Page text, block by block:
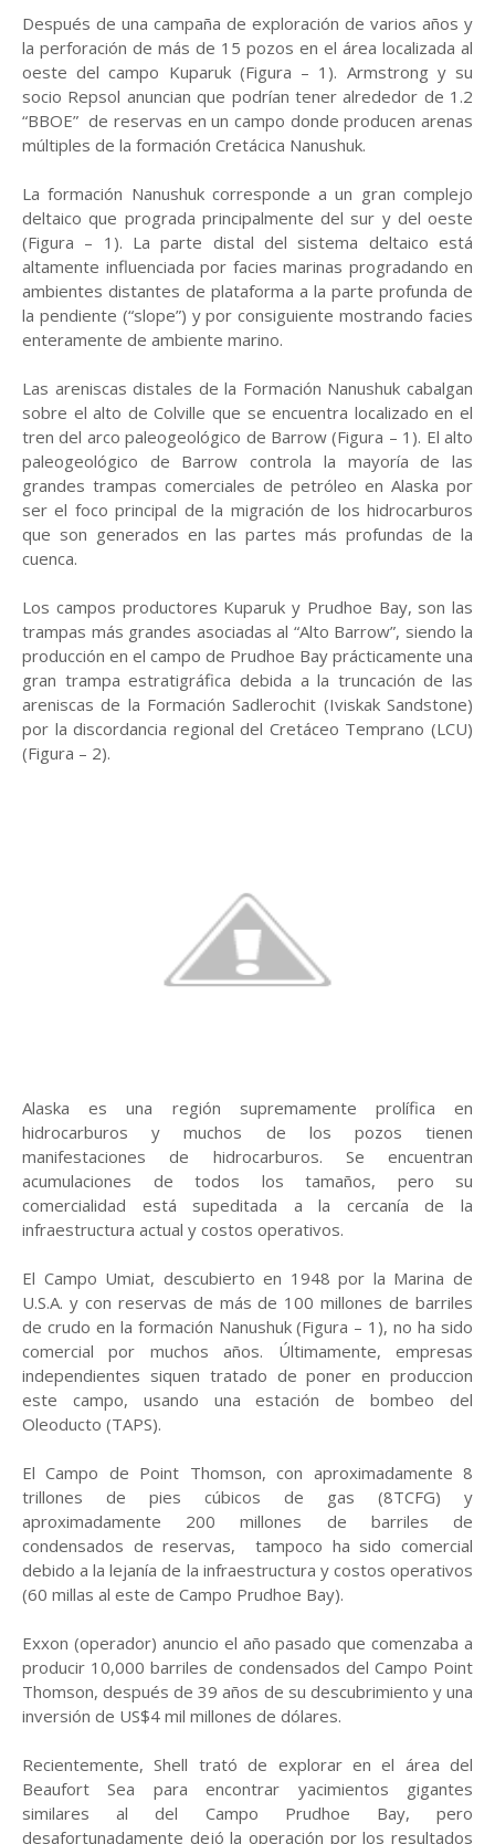
Después de una campaña de exploración de varios años y
la perforación de más de 15 pozos en el área localizada al
oeste del campo Kuparuk (Figura – 1). Armstrong y su
socio Repsol anuncian que podrían tener alrededor de 1.2
“BBOE” de reservas en un campo donde producen arenas
múltiples de la formación Cretácica Nanushuk.
La formación Nanushuk corresponde a un gran complejo
deltaico que prograda principalmente del sur y del oeste
(Figura – 1). La parte distal del sistema deltaico está
altamente influenciada por facies marinas progradando en
ambientes distantes de plataforma a la parte profunda de
la pendiente (“slope”) y por consiguiente mostrando facies
enteramente de ambiente marino.
Las areniscas distales de la Formación Nanushuk cabalgan
sobre el alto de Colville que se encuentra localizado en el
tren del arco paleogeológico de Barrow (Figura – 1). El alto
paleogeológico de Barrow controla la mayoría de las
grandes trampas comerciales de petróleo en Alaska por
ser el foco principal de la migración de los hidrocarburos
que son generados en las partes más profundas de la
cuenca.
Los campos productores Kuparuk y Prudhoe Bay, son las
trampas más grandes asociadas al “Alto Barrow”, siendo la
producción en el campo de Prudhoe Bay prácticamente una
gran trampa estratigráfica debida a la truncación de las
areniscas de la Formación Sadlerochit (Iviskak Sandstone)
por la discordancia regional del Cretáceo Temprano (LCU)
(Figura – 2).
Alaska es una región supremamente prolífica en
hidrocarburos y muchos de los pozos tienen
manifestaciones de hidrocarburos. Se encuentran
acumulaciones de todos los tamaños, pero su
comercialidad está supeditada a la cercanía de la
infraestructura actual y costos operativos.
El Campo Umiat, descubierto en 1948 por la Marina de
U.S.A. y con reservas de más de 100 millones de barriles
de crudo en la formación Nanushuk (Figura – 1), no ha sido
comercial por muchos años. Últimamente, empresas
independientes siquen tratado de poner en produccion
este campo, usando una estación de bombeo del
Oleoducto (TAPS).
El Campo de Point Thomson, con aproximadamente 8
trillones de pies cúbicos de gas (8TCFG) y
aproximadamente 200 millones de barriles de
condensados de reservas, tampoco ha sido comercial
debido a la lejanía de la infraestructura y costos operativos
(60 millas al este de Campo Prudhoe Bay).
Exxon (operador) anuncio el año pasado que comenzaba a
producir 10,000 barriles de condensados del Campo Point
Thomson, después de 39 años de su descubrimiento y una
inversión de US$4 mil millones de dólares.
Recientemente, Shell trató de explorar en el área del
Beaufort Sea para encontrar yacimientos gigantes
similares al del Campo Prudhoe Bay, pero
desafortunadamente dejó la operación por los resultados